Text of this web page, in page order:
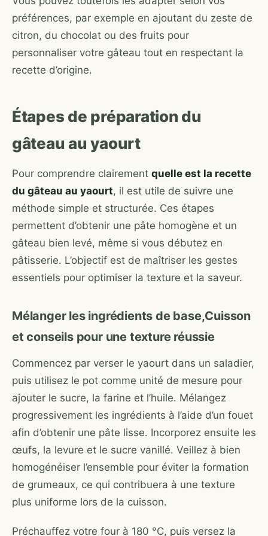
préférences, par exemple en ajoutant du zeste de
citron, du chocolat ou des fruits pour
personnaliser votre gâteau tout en respectant la
recette d’origine.
Étapes de préparation du
gâteau au yaourt
Pour comprendre clairement quelle est la recette
du gâteau au yaourt, il est utile de suivre une
méthode simple et structurée. Ces étapes
permettent d’obtenir une pâte homogène et un
gâteau bien levé, même si vous débutez en
pâtisserie. L’objectif est de maîtriser les gestes
essentiels pour optimiser la texture et la saveur.
Mélanger les ingrédients de base,Cuisson
et conseils pour une texture réussie
Commencez par verser le yaourt dans un saladier,
puis utilisez le pot comme unité de mesure pour
ajouter le sucre, la farine et l’huile. Mélangez
progressivement les ingrédients à l’aide d’un fouet
afin d’obtenir une pâte lisse. Incorporez ensuite les
œufs, la levure et le sucre vanillé. Veillez à bien
homogénéiser l’ensemble pour éviter la formation
de grumeaux, ce qui contribuera à une texture
plus uniforme lors de la cuisson.
Préchauffez votre four à 180 °C, puis versez la